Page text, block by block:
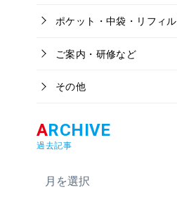
ポケット・中袋・リフィル
ご案内・研修など
その他
過去記事
ー